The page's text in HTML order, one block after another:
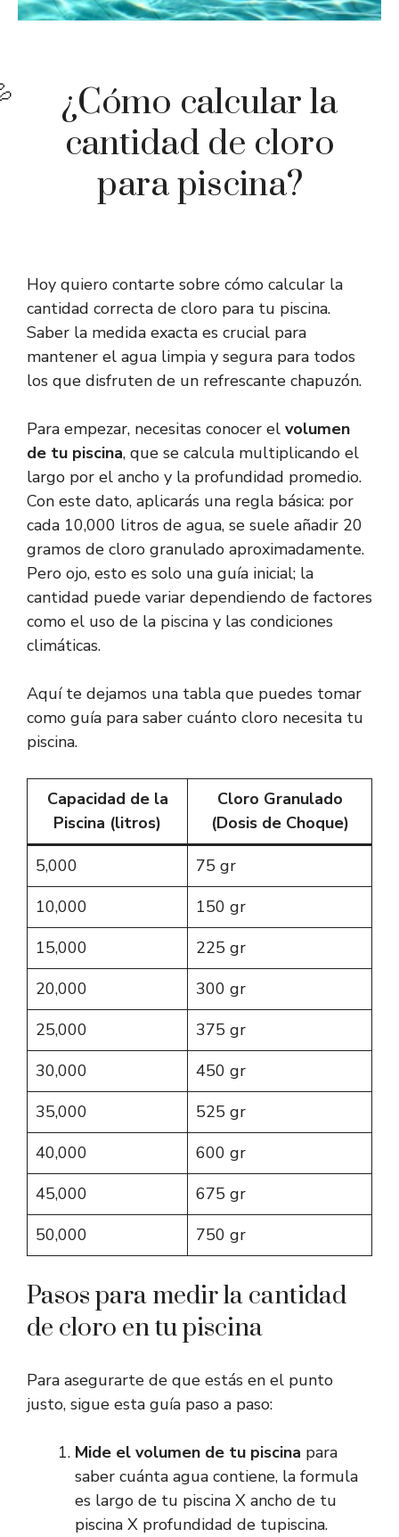
¿Cómo calcular la
cantidad de cloro
para piscina?
Hoy quiero contarte sobre cómo calcular la
cantidad correcta de cloro para tu piscina.
Saber la medida exacta es crucial para
mantener el agua limpia y segura para todos
los que disfruten de un refrescante chapuzón.
Para empezar, necesitas conocer el volumen
de tu piscina, que se calcula multiplicando el
largo por el ancho y la profundidad promedio.
Con este dato, aplicarás una regla básica: por
cada 10,000 litros de agua, se suele añadir 20
gramos de cloro granulado aproximadamente.
Pero ojo, esto es solo una guía inicial; la
cantidad puede variar dependiendo de factores
como el uso de la piscina y las condiciones
climáticas.
Aquí te dejamos una tabla que puedes tomar
como guía para saber cuánto cloro necesita tu
piscina.
Capacidad de la
Piscina (litros)
Cloro Granulado
(Dosis de Choque)
5,000
75 gr
10,000
150 gr
15,000
225 gr
20,000
300 gr
25,000
375 gr
30,000
450 gr
35,000
525 gr
40,000
600 gr
45,000
675 gr
50,000
750 gr
Pasos para medir la cantidad
de cloro en tu piscina
Para asegurarte de que estás en el punto
justo, sigue esta guía paso a paso:
Mide el volumen de tu piscina para
saber cuánta agua contiene, la formula
es largo de tu piscina X ancho de tu
piscina X profundidad de tupiscina.